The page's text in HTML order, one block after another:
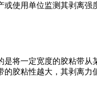
使用单位监测其剥离强
将一定宽度的胶粘带
胶粘性越大，其剥离